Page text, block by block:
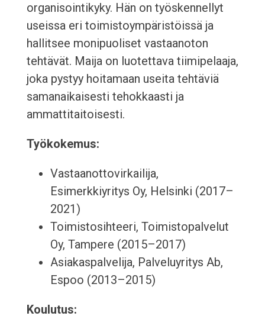
organisointikyky. Hän on työskennellyt
useissa eri toimistoympäristöissä ja
hallitsee monipuoliset vastaanoton
tehtävät. Maija on luotettava tiimipelaaja,
joka pystyy hoitamaan useita tehtäviä
samanaikaisesti tehokkaasti ja
ammattitaitoisesti.
Työkokemus:
Vastaanottovirkailija,
Esimerkkiyritys Oy, Helsinki (2017–
2021)
Toimistosihteeri, Toimistopalvelut
Oy, Tampere (2015–2017)
Asiakaspalvelija, Palveluyritys Ab,
Espoo (2013–2015)
Koulutus: